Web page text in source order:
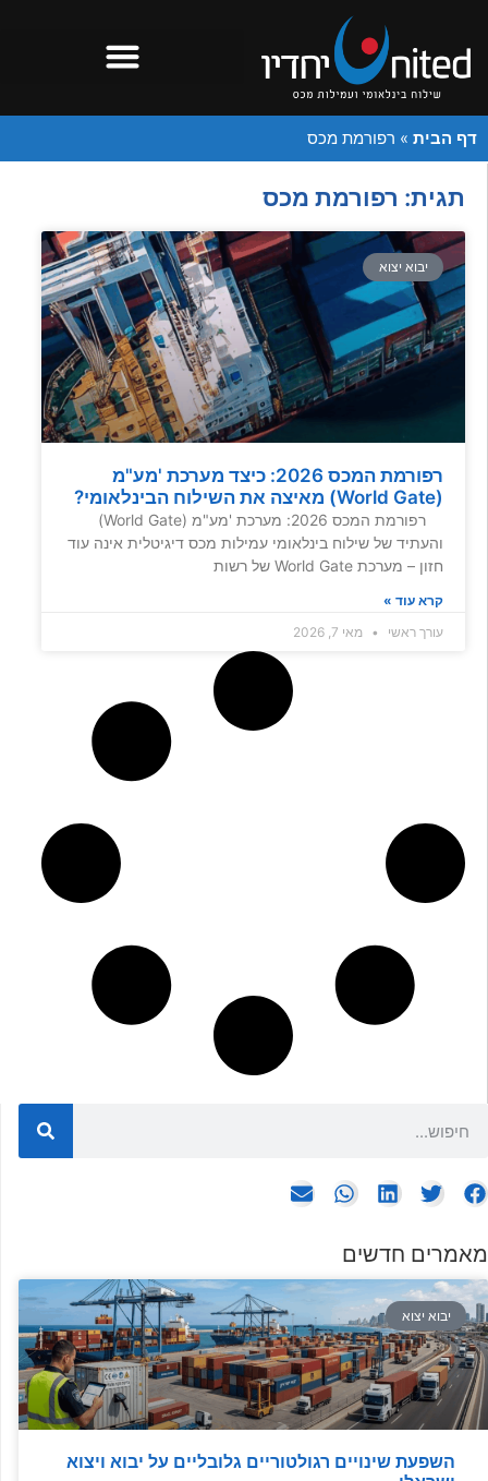
דף הבית » רפורמת מכס
מאמרים חדשים
יבוא יצוא
השפעת שינויים רגולטוריים גלובליים על יבוא ויצוא
תגית: רפורמת מכס
יבוא יצוא
רפורמת המכס 2026: כיצד מערכת 'מע"מ
(World Gate) מאיצה את השילוח הבינלאומי?
רפורמת המכס 2026: מערכת 'מע"מ (World Gate)
והעתיד של שילוח בינלאומי עמילות מכס דיגיטלית אינה עוד
חזון – מערכת World Gate של רשות
קרא עוד »
עורך ראשי
מאי 7, 2026